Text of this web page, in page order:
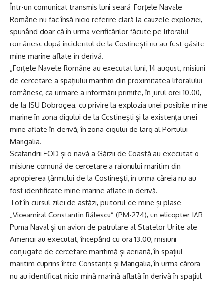
Într-un comunicat transmis luni seară, Forţele Navale
Române nu fac însă nicio referire clară la cauzele exploziei,
spunând doar că în urma verificărilor făcute pe litoralul
românesc după incidentul de la Costinești nu au fost găsite
mine marine aflate în derivă.
„Forțele Navele Române au executat luni, 14 august, misiuni
de cercetare a spațiului maritim din proximitatea litoralului
românesc, ca urmare a informării primite, în jurul orei 10.00,
de la ISU Dobrogea, cu privire la explozia unei posibile mine
marine în zona digului de la Costinești și la existența unei
mine aflate în derivă, în zona digului de larg al Portului
Mangalia.
Scafandrii EOD și o navă a Gărzii de Coastă au executat o
misiune comună de cercetare a raionului maritim din
apropierea țărmului de la Costinești, în urma căreia nu au
fost identificate mine marine aflate in derivă.
Tot în cursul zilei de astăzi, puitorul de mine și plase
„Viceamiral Constantin Bălescu” (PM-274), un elicopter IAR
Puma Naval și un avion de patrulare al Statelor Unite ale
Americii au executat, începând cu ora 13.00, misiuni
conjugate de cercetare maritimă și aeriană, în spațiul
maritim cuprins între Constanța și Mangalia, în urma cărora
nu au identificat nicio mină marină aflată în derivă în spațiul